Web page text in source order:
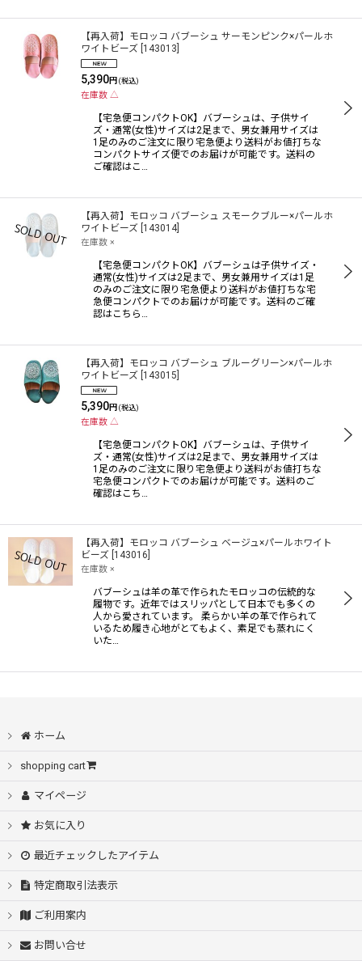
【再入荷】モロッコ バブーシュ サーモンピンク×パールホ
ワイトビーズ 143013
5,390円(税込)
在庫数 △
【宅急便コンパクトOK】バブーシュは、子供サイ
ズ・通常(女性)サイズは2足まで、男女兼用サイズは
1足のみのご注文に限り宅急便より送料がお値打ちな
コンパクトサイズ便でのお届けが可能です。送料の
ご確認はこ…
【再入荷】モロッコ バブーシュ スモークブルー×パールホ
ワイトビーズ 143014]
在庫数 ×
【宅急便コンパクトOK】バブーシュは子供サイズ・
通常(女性)サイズは2足まで、男女兼用サイズは1足
のみのご注文に限り宅急便より送料がお値打ちな宅
急便コンパクトでのお届けが可能です。送料のご確
認はこちら…
【再入荷】モロッコ バブーシュ ブルーグリーン×パールホ
ワイトビーズ 143015
5,390円(税込)
在庫数 △
【宅急便コンパクトOK】バブーシュは、子供サイ
ズ・通常(女性)サイズは2足まで、男女兼用サイズは
1足のみのご注文に限り宅急便より送料がお値打ちな
宅急便コンパクトでのお届けが可能です。送料のご
確認はこち…
【再入荷】モロッコ バブーシュ ベージュ×パールホワイト
ビーズ 143016
在庫数 ×
バブーシュは羊の革で作られたモロッコの伝統的な
履物です。近年ではスリッパとして日本でも多くの
人から愛されています。 柔らかい羊の革で作られて
いるため履き心地がとてもよく、素足でも蒸れにく
いた…
ホーム
shopping cart
マイページ
お気に入り
最近チェックしたアイテム
特定商取引法表示
ご利用案内
お問い合せ